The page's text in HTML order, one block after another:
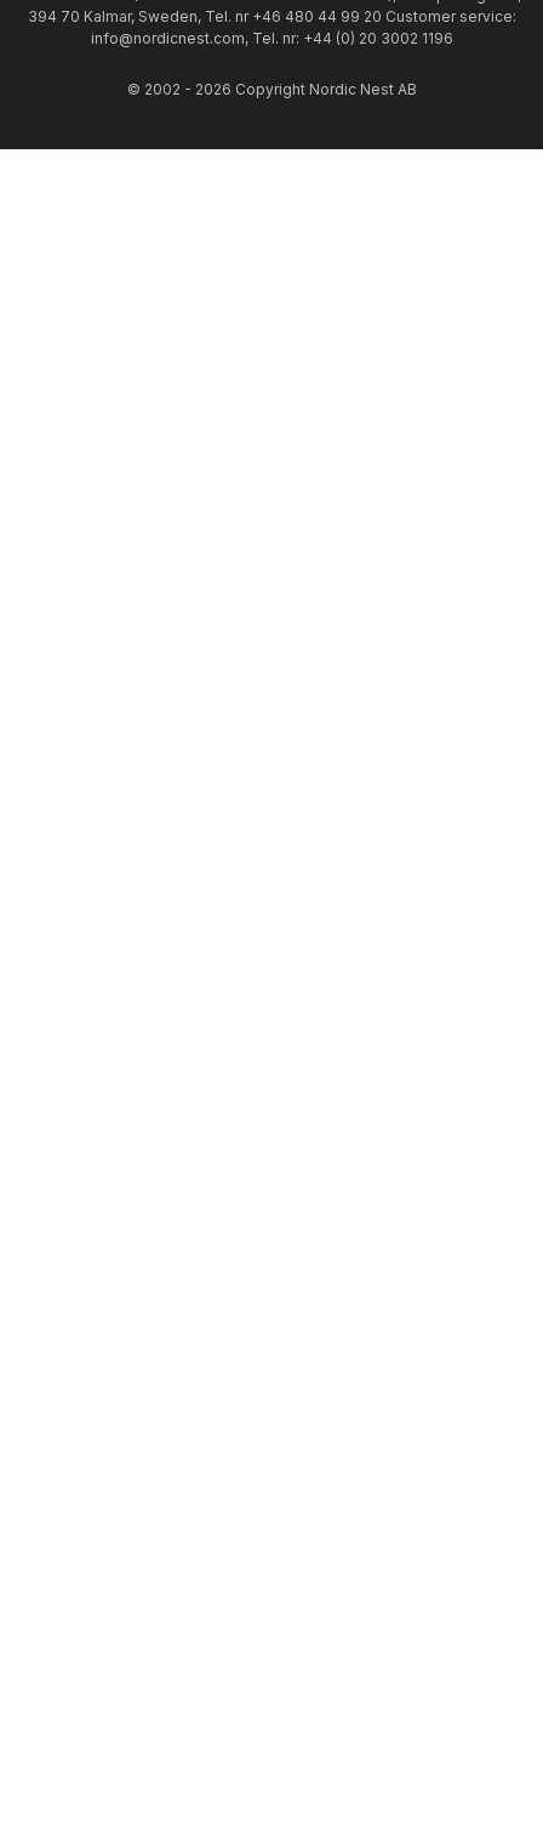
394 70 Kalmar, Sweden, Tel. nr +46 480 44 99 20 Customer service:
info@nordicnest.com, Tel. nr: +44 (0) 20 3002 1196
© 2002 - 2026 Copyright Nordic Nest AB